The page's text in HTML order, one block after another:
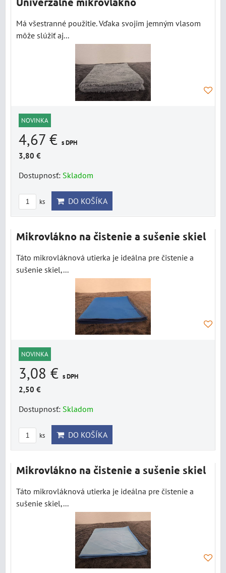
Má všestranné použitie. Vďaka svojim jemným vlasom
môže slúžiť aj...
NOVINKA
4,67 € s DPH
3,80 €
Dostupnosť: Skladom
ks DO KOŠÍKA
Mikrovlákno na čistenie a sušenie skiel
Táto mikrovláknová utierka je ideálna pre čistenie a
sušenie skiel,...
NOVINKA
3,08 € s DPH
2,50 €
Dostupnosť: Skladom
ks DO KOŠÍKA
Mikrovlákno na čistenie a sušenie skiel
Táto mikrovláknová utierka je ideálna pre čistenie a
sušenie skiel,...